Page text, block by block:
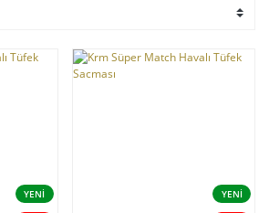
YENİ YENİ